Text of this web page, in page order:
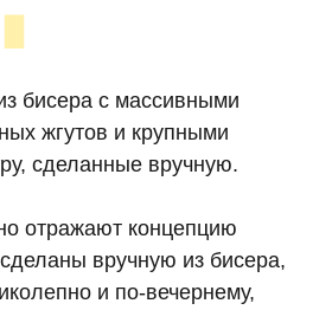
бисера с массивными
жгутов и крупными
сделанные вручную.
отражают концепцию
вручную из бисера,
и по-вечернему,